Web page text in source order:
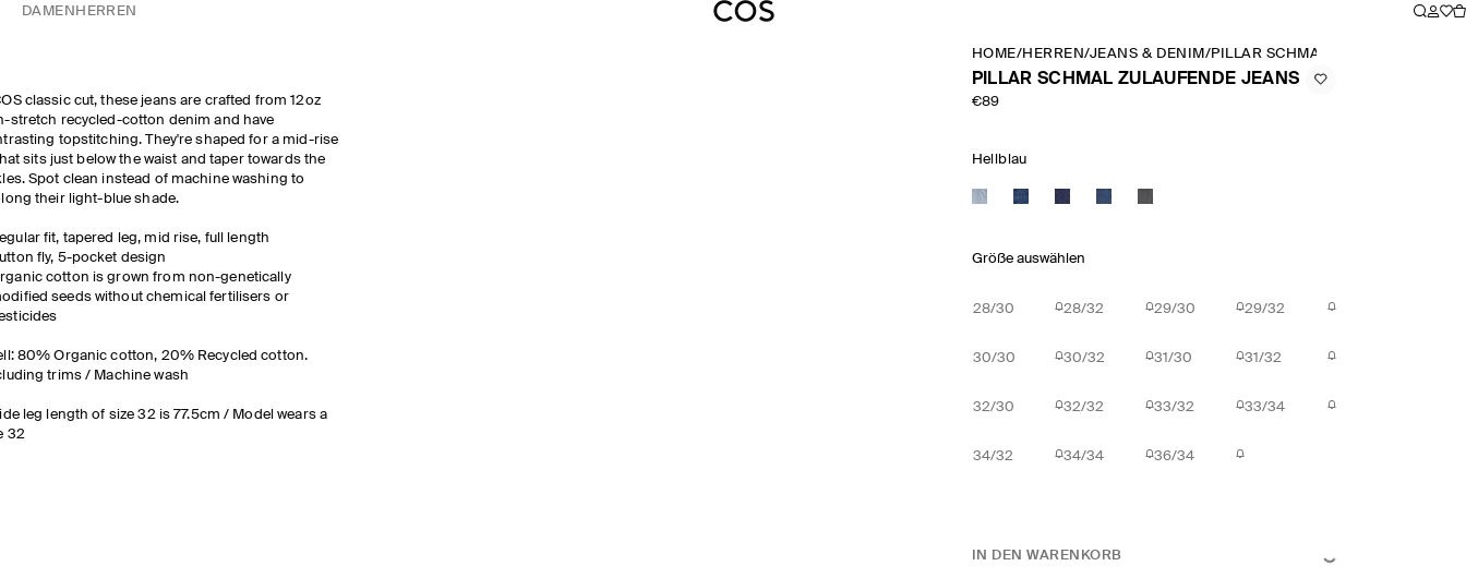
DAMEN HERREN
classic cut, these jeans are crafted from 12oz
stretch recycled-cotton denim and have
topstitching. They're shaped for a mid-rise
sits just below the waist and taper towards the
Spot clean instead of machine washing to
their light-blue shade.
fit, tapered leg, mid rise, full length
fly, 5-pocket design
cotton is grown from non-genetically
seeds without chemical fertilisers or
80% Organic cotton, 20% Recycled cotton.
trims / Machine wash
leg length of size 32 is 77.5cm / Model wears a
32
HOME/HERREN/JEANS & DENIM /PILLAR SCHMAL ZULAUFENDE
PILLAR SCHMAL ZULAUFENDE JEANS
€89
Hellblau
Größe auswählen
28/30 28/32 29/30 29/32
30/30 30/32 31/30 31/32
32/30 32/32 33/32 33/34
34/32 34/34 36/34
IN DEN WARENKORB